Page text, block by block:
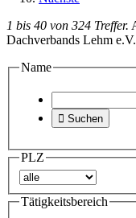
1 bis 40 von 324 Treffer.
Dachverbands Lehm e.V.
Name
 Suchen
PLZ
Tätigkeitsbereich